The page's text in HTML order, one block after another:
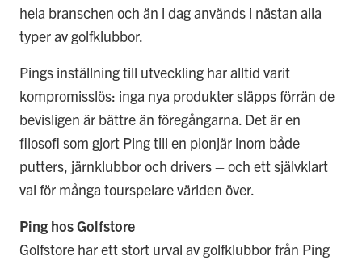
hela branschen och än i dag används i nästan alla
typer av golfklubbor.
Pings inställning till utveckling har alltid varit
kompromisslös: inga nya produkter släpps förrän de
bevisligen är bättre än föregångarna. Det är en
filosofi som gjort Ping till en pionjär inom både
putters, järnklubbor och drivers – och ett självklart
val för många tourspelare världen över.
Ping hos Golfstore
Golfstore har ett stort urval av golfklubbor från Ping